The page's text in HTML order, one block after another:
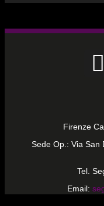
Firenze
Sede Op.: Via San
Tel.
Email: